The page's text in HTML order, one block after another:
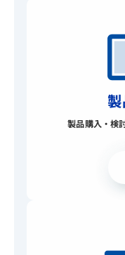
製品購入・検